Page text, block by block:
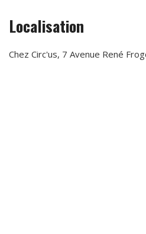
Localisation
Chez Circ'us, 7 Avenue René